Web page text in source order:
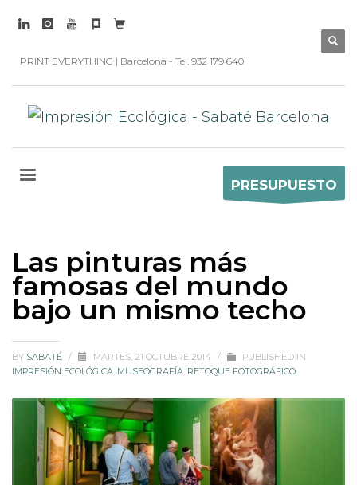
PRINT EVERYTHING | Barcelona - Tel. 932 179 640
PRESUPUESTO
Las pinturas más
famosas del mundo
bajo un mismo techo
BY SABATÉ / MARTES, 21 OCTUBRE 2014 /
PUBLISHED IN
IMPRESIÓN ECOLÓGICA, MUSEOGRAFÍA, RETOQUE FOTOGRÁFICO